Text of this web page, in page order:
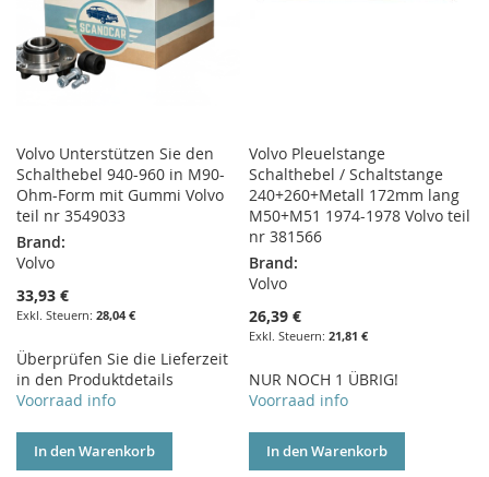
Volvo Unterstützen Sie den
Schalthebel 940-960 in M90-
Ohm-Form mit Gummi Volvo
teil nr 3549033
Brand:
Volvo
33,93 €
28,04 €
Überprüfen Sie die Lieferzeit
in den Produktdetails
Voorraad info
In den Warenkorb
Volvo Pleuelstange
Schalthebel / Schaltstange
240+260+Metall 172mm lang
M50+M51 1974-1978 Volvo teil
nr 381566
Brand:
Volvo
26,39 €
21,81 €
NUR NOCH 1 ÜBRIG!
Voorraad info
In den Warenkorb